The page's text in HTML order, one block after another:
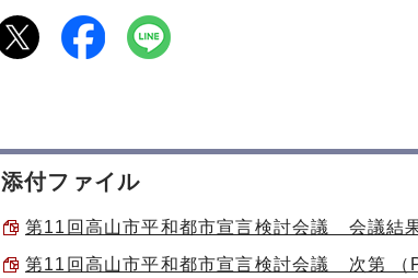
添付ファイル
第11回高山市平和都市宣言検討会議 会議結
第11回高山市平和都市宣言検討会議 次第 （